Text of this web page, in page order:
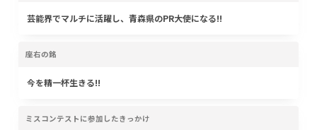
芸能界でマルチに活躍し、青森県のPR大使になる!!
座右の銘
今を精一杯生きる!!
ミスコンテストに参加したきっかけ